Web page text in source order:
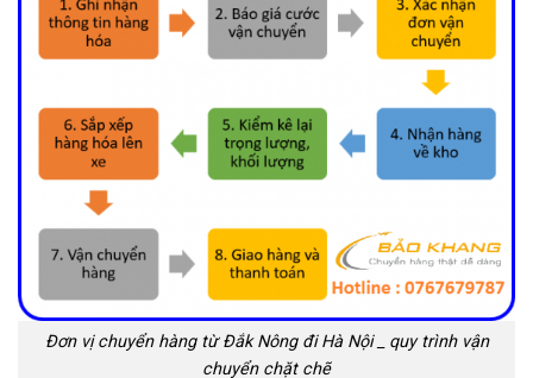
Đơn vị chuyển hàng từ Đắk Nông đi Hà Nội _ quy trình vận
chuyển chặt chẽ